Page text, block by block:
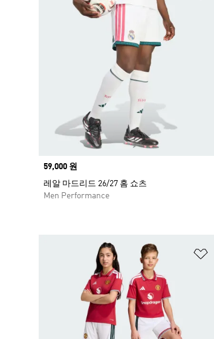
Price
59,000 원
레알 마드리드 26/27 홈 쇼츠
Men Performance